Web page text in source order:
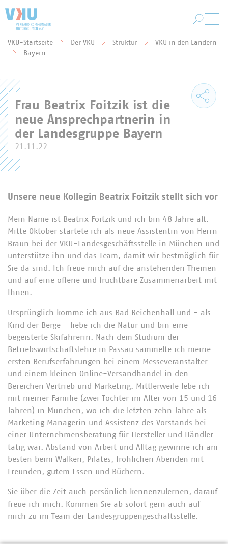
Sie befinden sich hier:
VKU-Startseite Der VKU Struktur
VKU in den Ländern
Bayern
Frau Beatrix Foitzik ist die
neue Ansprechpartnerin in
der Landesgruppe Bayern
21.11.22
Unsere neue Kollegin Beatrix Foitzik stellt sich vor
Mein Name ist Beatrix Foitzik und ich bin 48 Jahre alt.
Mitte Oktober startete ich als neue Assistentin von Herrn
Braun bei der VKU-Landesgeschäftsstelle in München und
unterstütze ihn und das Team, damit wir bestmöglich für
Sie da sind. Ich freue mich auf die anstehenden Themen
und auf eine offene und fruchtbare Zusammenarbeit mit
Ihnen.
Ursprünglich komme ich aus Bad Reichenhall und - als
Kind der Berge - liebe ich die Natur und bin eine
begeisterte Skifahrerin. Nach dem Studium der
Betriebswirtschaftslehre in Passau sammelte ich meine
ersten Berufserfahrungen bei einem Messeveranstalter
und einem kleinen Online-Versandhandel in den
Bereichen Vertrieb und Marketing. Mittlerweile lebe ich
mit meiner Familie (zwei Töchter im Alter von 15 und 16
Jahren) in München, wo ich die letzten zehn Jahre als
Marketing Managerin und Assistenz des Vorstands bei
einer Unternehmensberatung für Hersteller und Händler
tätig war. Abstand von Arbeit und Alltag gewinne ich am
besten beim Walken, Pilates, fröhlichen Abenden mit
Freunden, gutem Essen und Büchern.
Sie über die Zeit auch persönlich kennenzulernen, darauf
freue ich mich. Kommen Sie ab sofort gern auch auf
mich zu im Team der Landesgruppengeschäftsstelle.